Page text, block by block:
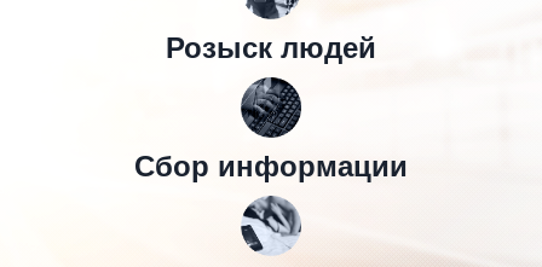
Розыск людей
Сбор информации